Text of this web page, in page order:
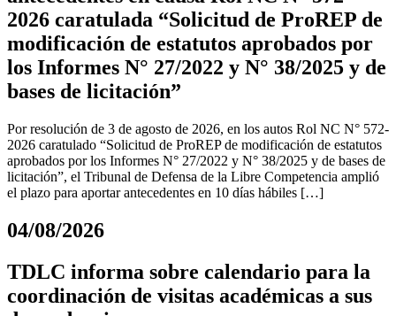
2026 caratulada “Solicitud de ProREP de
modificación de estatutos aprobados por
los Informes N° 27/2022 y N° 38/2025 y de
bases de licitación”
Por resolución de 3 de agosto de 2026, en los autos Rol NC N° 572-
2026 caratulado “Solicitud de ProREP de modificación de estatutos
aprobados por los Informes N° 27/2022 y N° 38/2025 y de bases de
licitación”, el Tribunal de Defensa de la Libre Competencia amplió
el plazo para aportar antecedentes en 10 días hábiles […]
04/08/2026
TDLC informa sobre calendario para la
coordinación de visitas académicas a sus